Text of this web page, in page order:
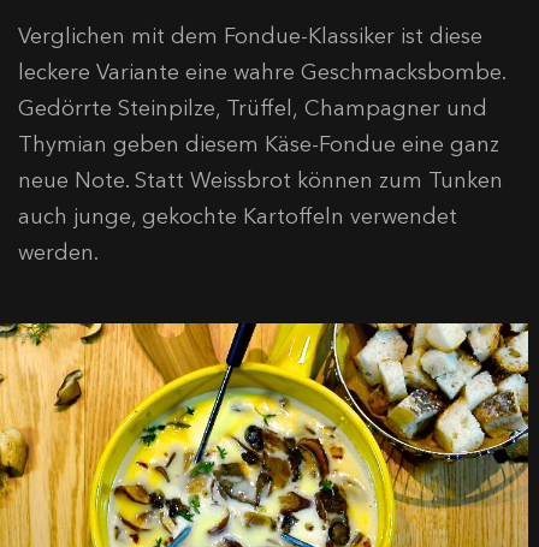
Verglichen mit dem Fondue-Klassiker ist diese
leckere Variante eine wahre Geschmacksbombe.
Gedörrte Steinpilze, Trüffel, Champagner und
Thymian geben diesem Käse-Fondue eine ganz
neue Note. Statt Weissbrot können zum Tunken
auch junge, gekochte Kartoffeln verwendet
werden.